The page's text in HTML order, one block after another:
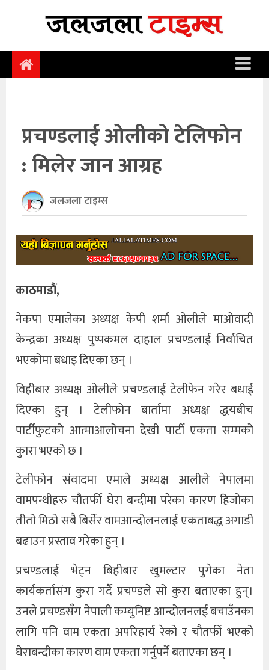
समाचार
समाज
राजनीति
अन्तर्वार्ता
विचार
साहित्य/
सिर्जना
सूचना
प्रविधि
खेलकुद
अन्तर्राष्ट्रिय
प्रचण्डलाई ओलीको टेलिफोन
: मिलेर जान आग्रह
जलजला टाइम्स
काठमाडौं,
नेकपा एमालेका अध्यक्ष केपी शर्मा ओलीले माओवादी
केन्द्रका अध्यक्ष पुष्पकमल दाहाल प्रचण्डलाई निर्वाचित
भएकोमा बधाइ दिएका छन् ।
विहीबार अध्यक्ष ओलीले प्रचण्डलाई टेलीफेन गरेर बधाई
दिएका हुन् । टेलीफोन बार्तामा अध्यक्ष द्धयबीच
पार्टीफुटको आत्माआलोचना देखी पार्टी एकता सम्मको
कुारा भएको छ ।
टेलीफोन संवादमा एमाले अध्यक्ष आलीले नेपालमा
वामपन्थीहरु चौतर्फी घेरा बन्दीमा परेका कारण हिजोका
तीतो मिठो सबै बिर्सेर वामआन्दोलनलाई एकताबद्ध अगाडी
बढाउन प्रस्ताव गरेका हुन् ।
प्रचण्डलाई भेट्न बिहीबार खुमल्टार पुगेका नेता
कार्यकर्तासंग कुरा गर्दै प्रचण्डले सो कुरा बताएका हुन्।
उनले प्रचण्डसँग नेपाली कम्युनिष्ट आन्दोलनलई बचाउँनका
लागि पनि वाम एकता अपरिहार्य रेको र चौतर्फी भएको
घेराबन्दीका कारण वाम एकता गर्नुपर्ने बताएका छन् ।